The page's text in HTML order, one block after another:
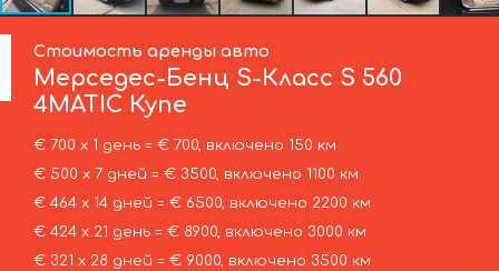
Стоимость аренды авто
Мерседес-Бенц S-Класс S 560
4MATIC Купе
€ 700 х 1 день = € 700, включено 150 км
€ 500 х 7 дней = € 3500, включено 1100 км
€ 464 х 14 дней = € 6500, включено 2200 км
€ 424 х 21 день = € 8900, включено 3000 км
€ 321 х 28 дней = € 9000, включено 3500 км